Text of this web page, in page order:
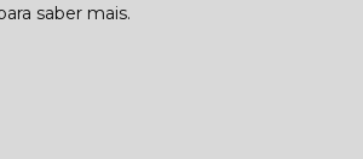
saber mais.